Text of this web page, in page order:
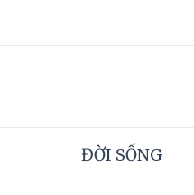
ĐỜI SỐNG